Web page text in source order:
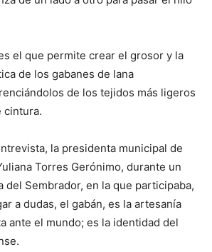
el que permite crear el grosor y la
de los gabanes de lana
de los tejidos más ligeros
cintura.
la presidenta municipal de
Torres Gerónimo, durante un
del Sembrador, en la que participaba,
a dudas, el gabán, es la artesanía
ante el mundo; es la identidad del